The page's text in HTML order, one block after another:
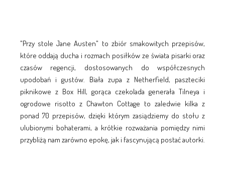
"Przy stole Jane Austen" to zbiór smakowitych przepisów,
które oddają ducha i rozmach posiłków ze świata pisarki oraz
czasów regencji, dostosowanych do współczesnych
upodobań i gustów. Biała zupa z Netherfield, paszteciki
piknikowe z Box Hill, gorąca czekolada generała Tilneya i
ogrodowe risotto z Chawton Cottage to zaledwie kilka z
ponad 70 przepisów, dzięki którym zasiądziemy do stołu z
ulubionymi bohaterami, a krótkie rozważania pomiędzy nimi
przybliżą nam zarówno epokę, jak i fascynującą postać autorki.